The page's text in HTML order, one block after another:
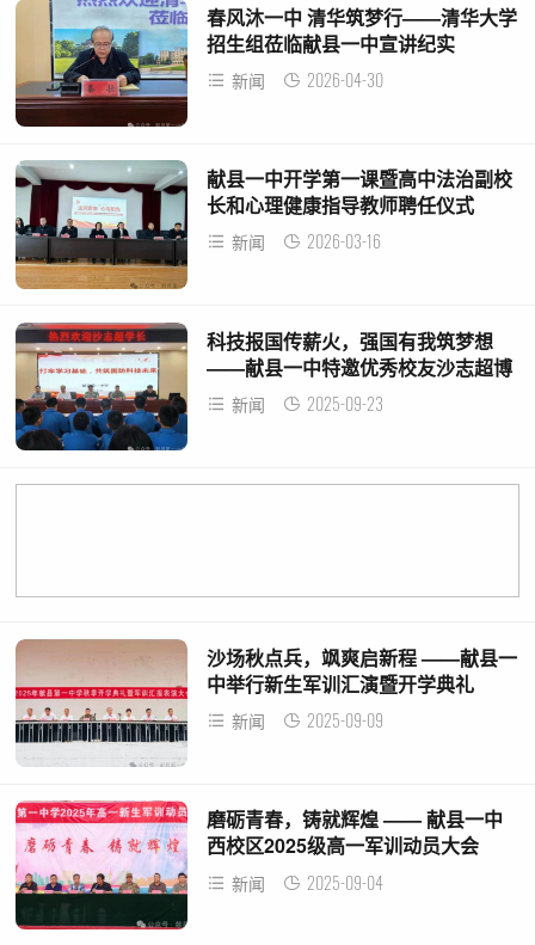
春风沐一中 清华筑梦行——清华大学
招生组莅临献县一中宣讲纪实
新闻 2026-04-30
献县一中开学第一课暨高中法治副校
长和心理健康指导教师聘任仪式
新闻 2026-03-16
科技报国传薪火，强国有我筑梦想
——献县一中特邀优秀校友沙志超博
士返校开讲
新闻 2025-09-23
沙场秋点兵，飒爽启新程 ——献县一
中举行新生军训汇演暨开学典礼
新闻 2025-09-09
磨砺青春，铸就辉煌 —— 献县一中
西校区2025级高一军训动员大会
新闻 2025-09-04